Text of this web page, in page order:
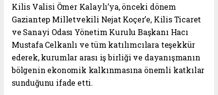
Kilis Valisi Ömer Kalaylı’ya, önceki dönem
Gaziantep Milletvekili Nejat Koçer’e, Kilis Ticaret
ve Sanayi Odası Yönetim Kurulu Başkanı Hacı
Mustafa Celkanlı ve tüm katılımcılara teşekkür
ederek, kurumlar arası iş birliği ve dayanışmanın
bölgenin ekonomik kalkınmasına önemli katkılar
sunduğunu ifade etti.